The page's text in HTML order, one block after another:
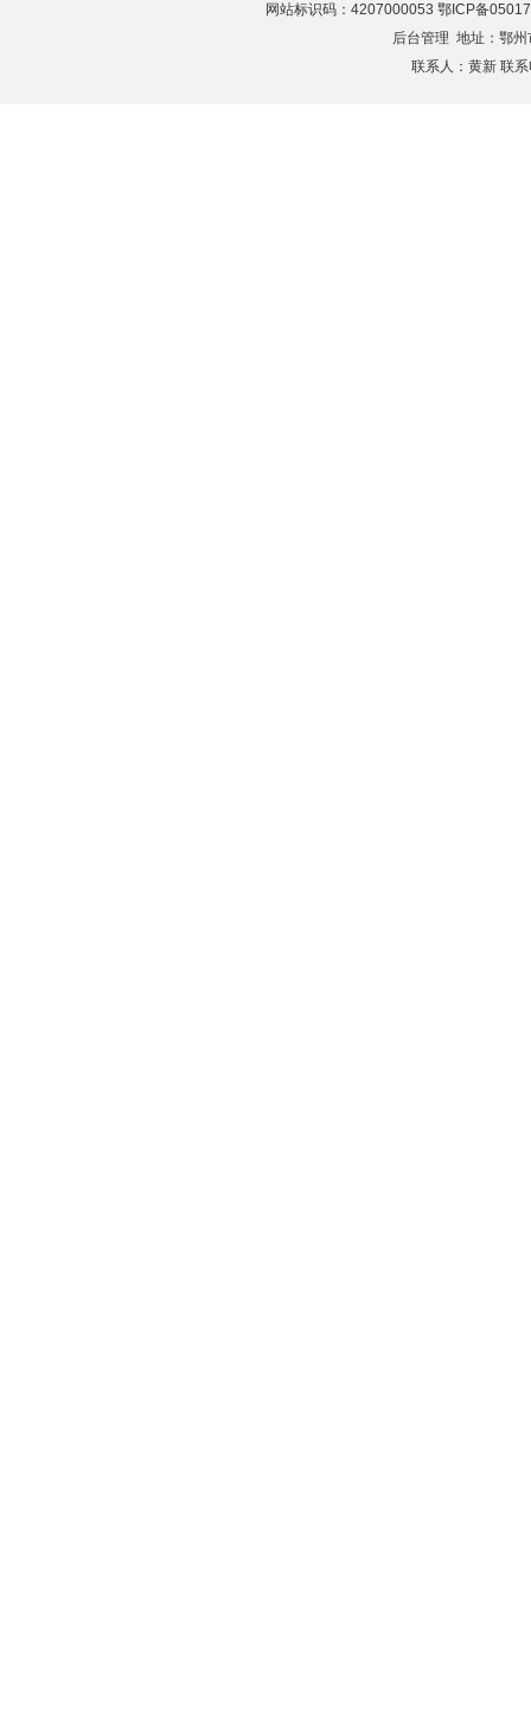
网站标识码：4207000053 鄂ICP备
后台管理 地址：鄂
联系人：黄新 联